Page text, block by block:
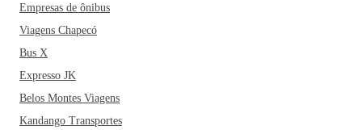
Empresas de ônibus
Viagens Chapecó
Bus X
Expresso JK
Belos Montes Viagens
Kandango Transportes